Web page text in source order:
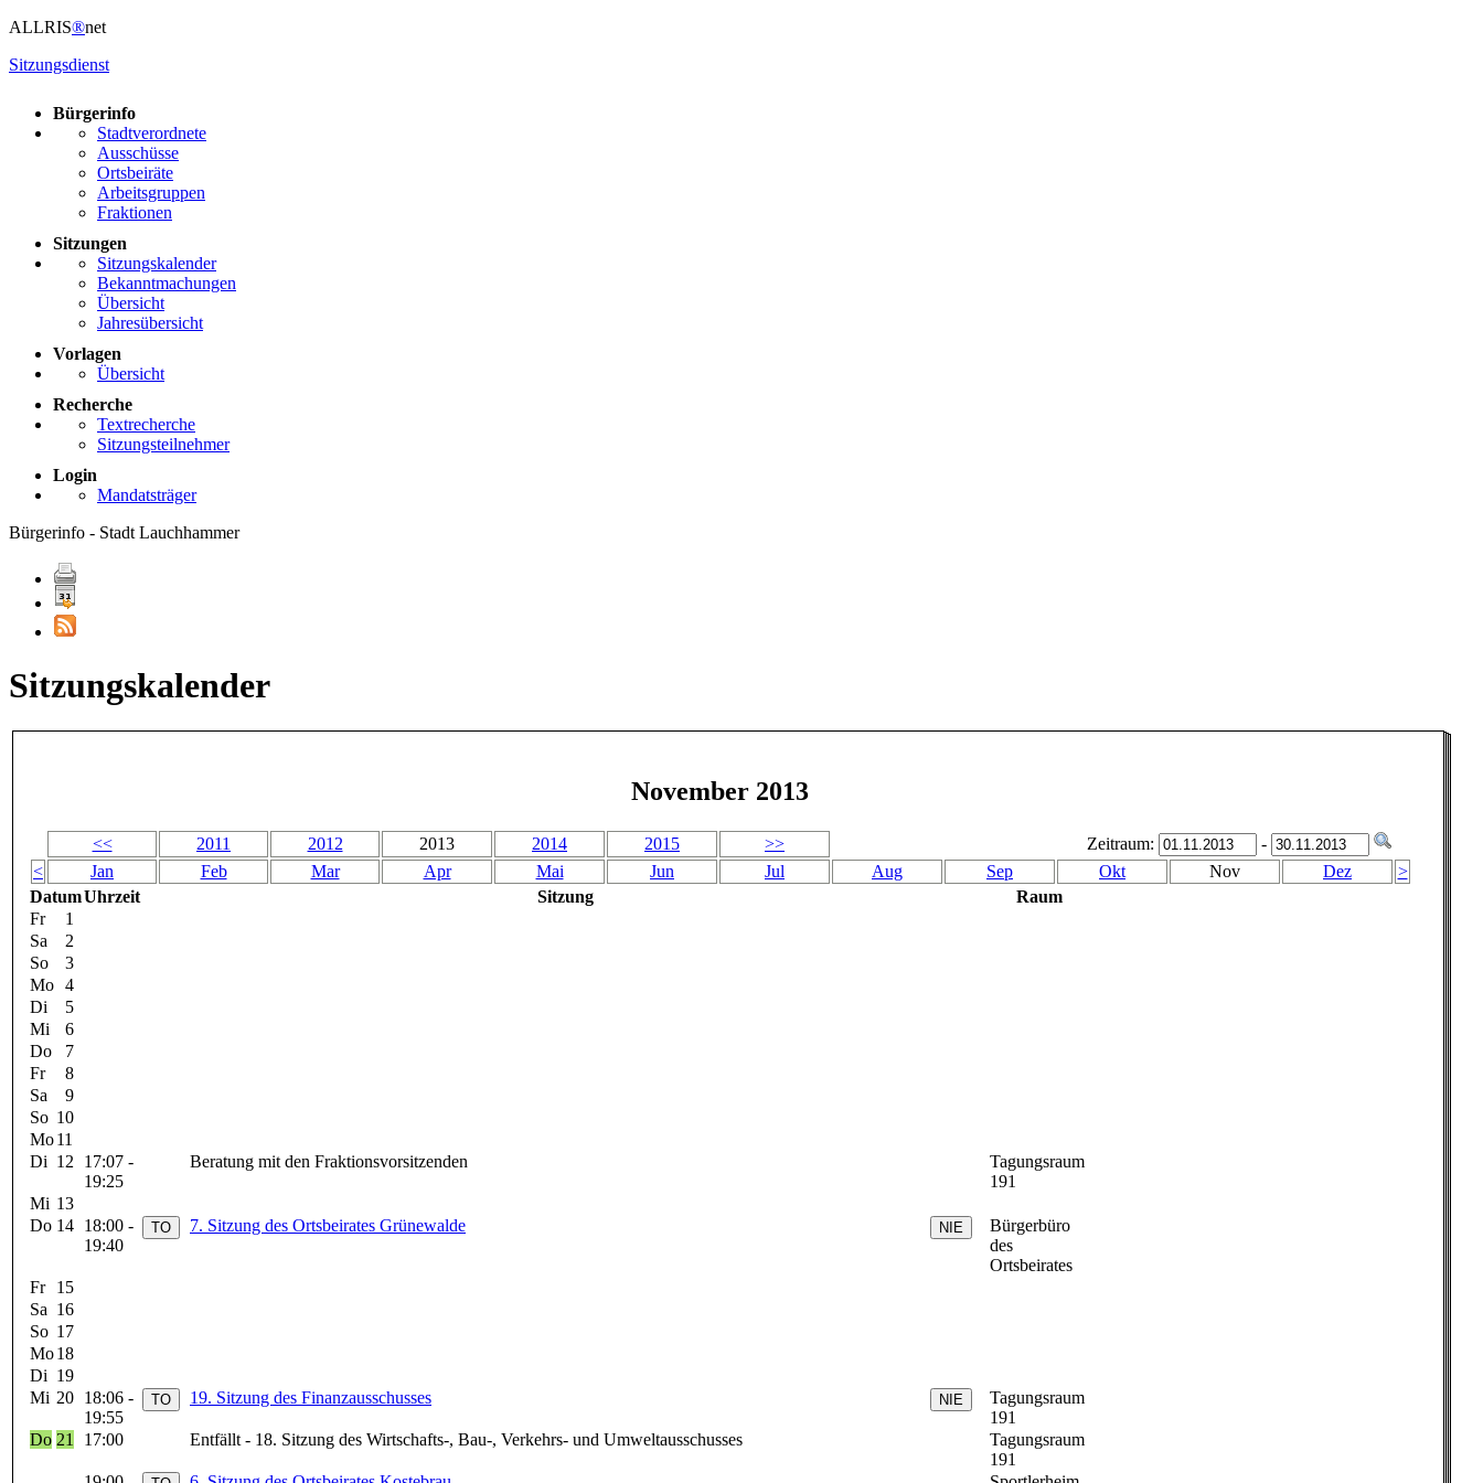
ALLRIS®net
Sitzungsdienst
Bürgerinfo
Stadtverordnete
Ausschüsse
Ortsbeiräte
Arbeitsgruppen
Fraktionen
Sitzungen
Sitzungskalender
Bekanntmachungen
Übersicht
Jahresübersicht
Vorlagen
Übersicht
Recherche
Textrecherche
Sitzungsteilnehmer
Login
Mandatsträger
Bürgerinfo - Stadt Lauchhammer
Sitzungskalender
November 2013
<< 2011 2012 2013 2014 2015 >> Zeitraum:
-
<
Jan Feb Mar Apr Mai Jun Jul Aug Sep Okt Nov Dez
>
DatumUhrzeit Sitzung
Raum
Fr
1
Sa
2
So
3
Mo 4
Di
5
Mi
6
Do
7
Fr
8
Sa
9
So 10
Mo11
Di 12
17:07 -
19:25
Beratung mit den Fraktionsvorsitzenden
Tagungsraum
191
Mi 13
Do 14 18:00 -
19:40
7. Sitzung des Ortsbeirates Grünewalde
Bürgerbüro
des
Ortsbeirates
Fr
15
Sa 16
So 17
Mo18
Di 19
Mi 20 18:06 -
19:55
19. Sitzung des Finanzausschusses
Tagungsraum
191
Do 21 17:00 Entfällt - 18. Sitzung des Wirtschafts-, Bau-, Verkehrs- und Umweltausschusses
Tagungsraum
191